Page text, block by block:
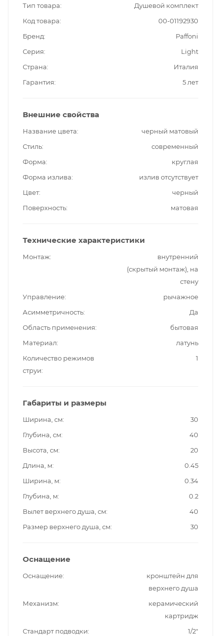
Тип товара
Душевой комплект
Код товара
00-01192930
Бренд
Paffoni
Серия
Light
Страна
Италия
Гарантия
5 лет
Внешние свойства
Название цвета
черный матовый
Стиль
современный
Форма
круглая
Форма излива
излив отсутствует
Цвет
черный
Поверхность
матовая
Технические характеристики
Монтаж
внутренний
(скрытый монтаж), на
стену
Управление
рычажное
Асимметричность
Да
Область применения
бытовая
Материал
латунь
Количество режимов
струи
1
Габариты и размеры
Ширина, см
30
Глубина, см
40
Высота, см
20
Длина, м
0.45
Ширина, м
0.34
Глубина, м
0.2
Вылет верхнего душа, см
40
Размер верхнего душа, см
30
Оснащение
Оснащение
кронштейн для
верхнего душа
Механизм
керамический
картридж
Стандарт подводки
1/2"